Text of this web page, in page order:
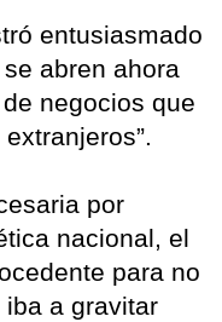
entusiasmado
abren ahora
negocios que
por
nacional, el
para no
a gravitar